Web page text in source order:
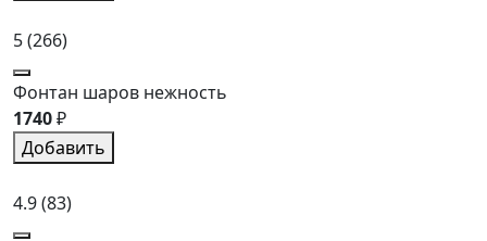
5(266)
Фонтан шаров нежность
1740₽
Добавить
4.9(83)